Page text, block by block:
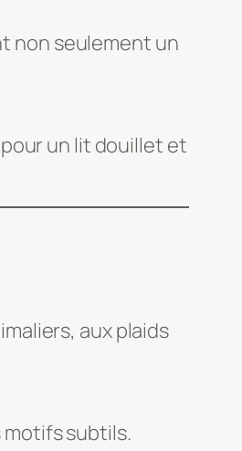
non seulement un
un lit douillet et
aux plaids
subtils.